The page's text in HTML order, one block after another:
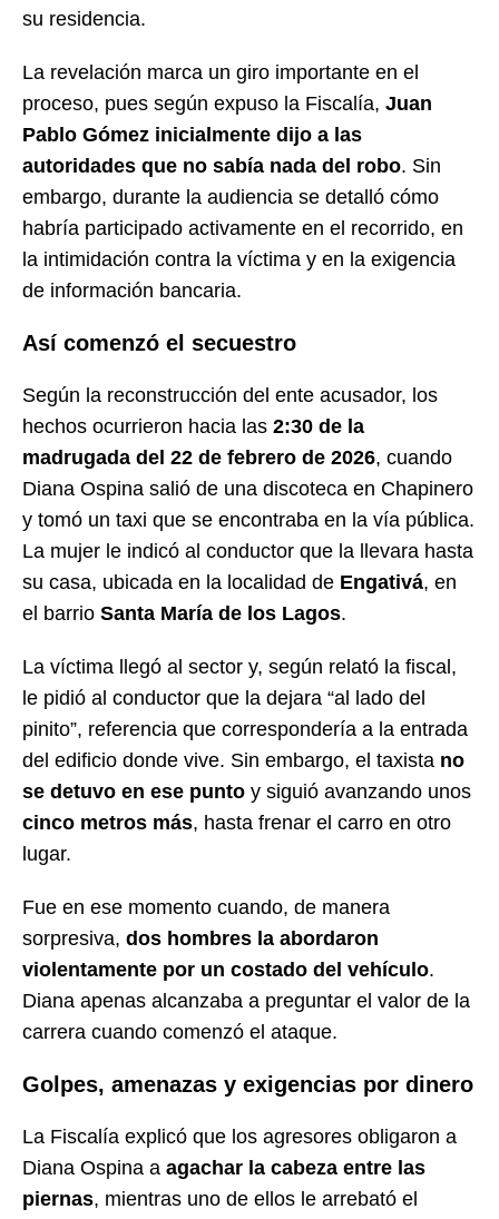
su residencia.
La revelación marca un giro importante en el
proceso, pues según expuso la Fiscalía, Juan
Pablo Gómez inicialmente dijo a las
autoridades que no sabía nada del robo. Sin
embargo, durante la audiencia se detalló cómo
habría participado activamente en el recorrido, en
la intimidación contra la víctima y en la exigencia
de información bancaria.
Así comenzó el secuestro
Según la reconstrucción del ente acusador, los
hechos ocurrieron hacia las 2:30 de la
madrugada del 22 de febrero de 2026, cuando
Diana Ospina salió de una discoteca en Chapinero
y tomó un taxi que se encontraba en la vía pública.
La mujer le indicó al conductor que la llevara hasta
su casa, ubicada en la localidad de Engativá, en
el barrio Santa María de los Lagos.
La víctima llegó al sector y, según relató la fiscal,
le pidió al conductor que la dejara “al lado del
pinito”, referencia que correspondería a la entrada
del edificio donde vive. Sin embargo, el taxista no
se detuvo en ese punto y siguió avanzando unos
cinco metros más, hasta frenar el carro en otro
lugar.
Fue en ese momento cuando, de manera
sorpresiva, dos hombres la abordaron
violentamente por un costado del vehículo.
Diana apenas alcanzaba a preguntar el valor de la
carrera cuando comenzó el ataque.
Golpes, amenazas y exigencias por dinero
La Fiscalía explicó que los agresores obligaron a
Diana Ospina a agachar la cabeza entre las
piernas, mientras uno de ellos le arrebató el